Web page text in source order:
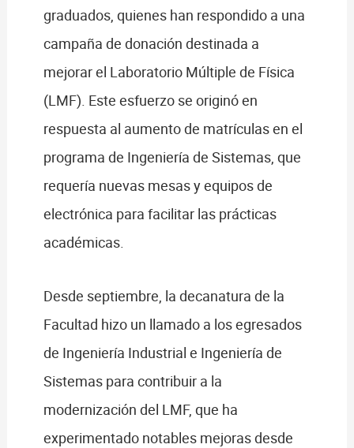
graduados, quienes han respondido a una
campaña de donación destinada a
mejorar el Laboratorio Múltiple de Física
(LMF). Este esfuerzo se originó en
respuesta al aumento de matrículas en el
programa de Ingeniería de Sistemas, que
requería nuevas mesas y equipos de
electrónica para facilitar las prácticas
académicas.
Desde septiembre, la decanatura de la
Facultad hizo un llamado a los egresados
de Ingeniería Industrial e Ingeniería de
Sistemas para contribuir a la
modernización del LMF, que ha
experimentado notables mejoras desde